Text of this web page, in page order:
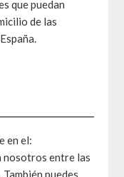
que puedan
de las
en el:
nosotros entre las
puedes